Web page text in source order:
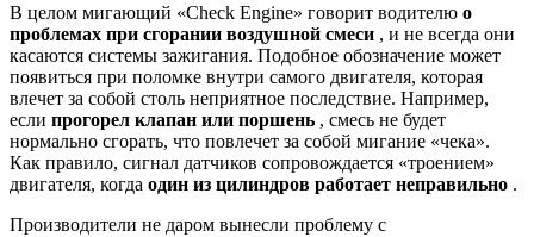
В целом мигающий «Check Engine» говорит водителю о
проблемах при сгорании воздушной смеси , и не всегда они
касаются системы зажигания. Подобное обозначение может
появиться при поломке внутри самого двигателя, которая
влечет за собой столь неприятное последствие. Например,
если прогорел клапан или поршень , смесь не будет
нормально сгорать, что повлечет за собой мигание «чека».
Как правило, сигнал датчиков сопровождается «троением»
двигателя, когда один из цилиндров работает неправильно .
Производители не даром вынесли проблему с